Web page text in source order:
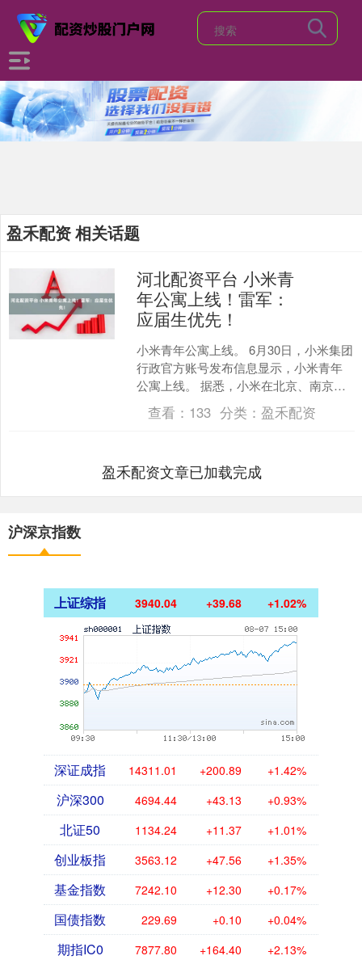
盈禾配资 相关话题
河北配资平台 小米青
年公寓上线！雷军：
应届生优先！
小米青年公寓上线。 6月30日，小米集团
行政官方账号发布信息显示，小米青年
公寓上线。 据悉，小米在北京、南京上
线了一批青年公寓，租金标准为均价
1999元/月。据....
查看： 133 分类：盈禾配资
盈禾配资文章已加载完成
沪深京指数
上证综指 3940.04 +39.68 +1.02%
深证成指 14311.01 +200.89 +1.42%
沪深300 4694.44 +43.13 +0.93%
北证50 1134.24 +11.37 +1.01%
创业板指 3563.12 +47.56 +1.35%
基金指数 7242.10 +12.30 +0.17%
国债指数 229.69 +0.10 +0.04%
期指IC0 7877.80 +164.40 +2.13%